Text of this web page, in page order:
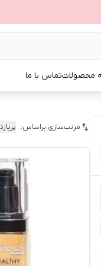
محصولاتتماس با ما
مرتب‌سازی براساس: